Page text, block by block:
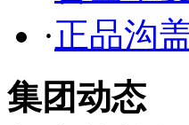
·正品沟
集团动态